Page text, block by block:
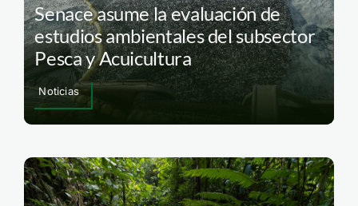
Senace asume la evaluación de
estudios ambientales del subsector
Pesca y Acuicultura
Noticias